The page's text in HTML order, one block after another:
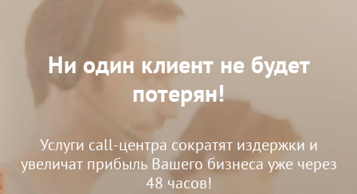
Ни один клиент не будет
потерян!
Услуги call-центра сократят издержки и
увеличат прибыль Вашего бизнеса уже через
48 часов!